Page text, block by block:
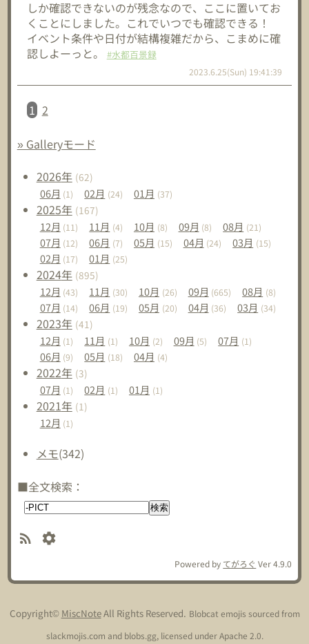
しか確認できないのが残念なので、ここに置いてお
くことにしました。これでいつでも確認できる！
イベント条件や日付が結構複雑だから、こまめに確
認しよーっと。
#水都百景録
2023.6.25(Sun) 19:41:39
1 2
» Galleryモード
2026年 (62)
06月 (1) 02月 (24) 01月 (37)
2025年 (167)
12月 (11) 11月 (4) 10月 (8) 09月 (8) 08月 (21)
07月 (12) 06月 (7) 05月 (15) 04月 (24) 03月 (15)
02月 (17) 01月 (25)
2024年 (895)
12月 (43) 11月 (30) 10月 (26) 09月 (665) 08月 (8)
07月 (14) 06月 (19) 05月 (20) 04月 (36) 03月 (34)
2023年 (41)
12月 (1) 11月 (1) 10月 (2) 09月 (5) 07月 (1)
06月 (9) 05月 (18) 04月 (4)
2022年 (3)
07月 (1) 02月 (1) 01月 (1)
2021年 (1)
12月 (1)
メモ(342)
■全文検索：
Powered by てがろぐ Ver 4.9.0
Copyright© MiscNoteAll Rights Reserved. Blobcat emojis sourced from
slackmojis.com and blobs.gg, licensed under Apache 2.0.